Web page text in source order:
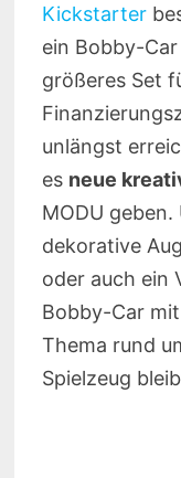
Kickstarter
ein Bobby-
größeres Set
unlängst
es neue
MODU
dekorative
oder auch ein
Bobby-Car
Thema rund
Spielzeug